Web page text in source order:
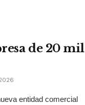
de 20 mil
entidad comercial